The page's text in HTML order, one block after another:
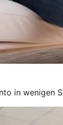
in wenigen